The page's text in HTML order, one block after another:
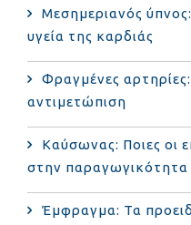
Μεσημεριανός
υγεία της καρδιάς
Φραγμένες
αντιμετώπιση
Καύσωνας: Ποιες οι
στην παραγωγικότητα
Έμφραγμα: Τα